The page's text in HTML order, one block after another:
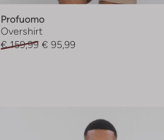
Profuomo
Overshirt
€ 159,99 € 95,99